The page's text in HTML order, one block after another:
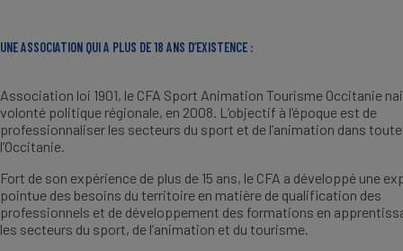
UNE ASSOCIATION QUI A PLUS DE 18 ANS D’EXISTENCE :
Association loi 1901, le CFA Sport Animation Tourisme Occitanie
volonté politique régionale, en 2008. L’objectif à l’époque est de
professionnaliser les secteurs du sport et de l’animation dans toute
l’Occitanie.
Fort de son expérience de plus de 15 ans, le CFA a développé une
pointue des besoins du territoire en matière de qualification des
professionnels et de développement des formations en
les secteurs du sport, de l’animation et du tourisme.